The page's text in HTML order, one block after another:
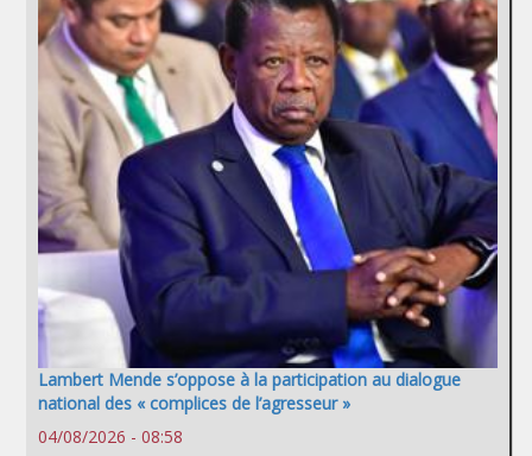
Lambert Mende s’oppose à la participation au dialogue
national des « complices de l’agresseur »
04/08/2026 - 08:58